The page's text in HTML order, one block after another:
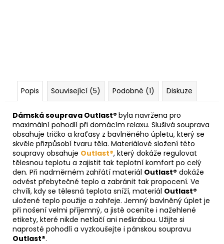
Popis Související (5) Podobné (1) Diskuze
Dámská souprava Outlast® byla navržena pro
maximální pohodlí při domácím relaxu. Slušivá souprava
obsahuje tričko a kraťasy z bavlněného úpletu, který se
skvěle přizpůsobí tvaru těla. Materiálové složení této
soupravy obsahuje Outlast®, který dokáže regulovat
tělesnou teplotu a zajistit tak teplotní komfort po celý
den. Při nadměrném zahřátí materiál Outlast® dokáže
odvést přebytečné teplo a zabránit tak propocení. Ve
chvíli, kdy se tělesná teplota sníží, materiál Outlast®
uložené teplo použije a zahřeje. Jemný bavlněný úplet je
při nošení velmi příjemný, a jistě oceníte i nažehlené
etikety, které nikde netlačí ani neškrábou. Užijte si
naprosté pohodlí a vyzkoušejte i pánskou soupravu
Outlast®.